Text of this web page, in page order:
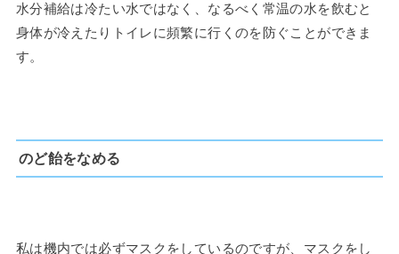
水分補給は冷たい水ではなく、なるべく常温の水を飲むと
身体が冷えたりトイレに頻繁に行くのを防ぐことができま
す。
のど飴をなめる
私は機内では必ずマスクをしているのですが、マスクをし